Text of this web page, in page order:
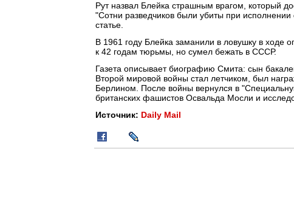
Рут назвал Блейка страшным врагом, который
"Сотни разведчиков были убиты при исполнении
статье.
В 1961 году Блейка заманили в ловушку в ходе
к 42 годам тюрьмы, но сумел бежать в СССР.
Газета описывает биографию Смита: сын
Второй мировой войны стал летчиком, был
Берлином. После войны вернулся в
британских фашистов Освальда Мосли и
Источник: Daily Mail